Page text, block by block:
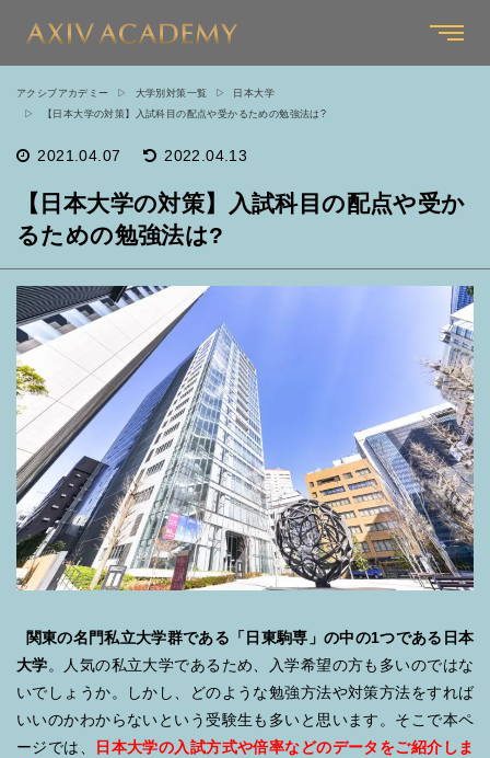
アクシブアカデミー 大学別対策一覧
日本大学
【日本大学の対策】入試科目の配点や受かるための勉強法は?
2021.04.07 2022.04.13
【日本大学の対策】入試科目の配点や受か
るための勉強法は?
関東の名門私立大学群である「日東駒専」の中の1つである日本
大学。人気の私立大学であるため、入学希望の方も多いのではな
いでしょうか。しかし、どのような勉強方法や対策方法をすれば
いいのかわからないという受験生も多いと思います。そこで本ペ
ージでは、
日本大学の入試方式や倍率などのデータをご紹介しま